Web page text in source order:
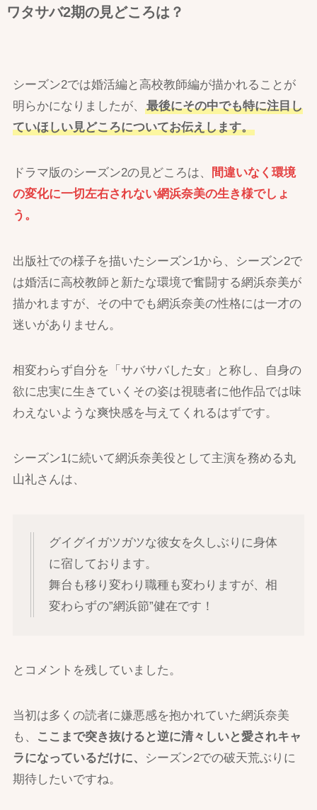
ワタサバ2期の見どころは？
シーズン2では婚活編と高校教師編が描かれることが
明らかになりましたが、
最後にその中でも特に注目し
ていほしい見どころについてお伝えします。
ドラマ版のシーズン2の見どころは、
間違いなく環境
の変化に一切左右されない網浜奈美の生き様でしょ
う。
出版社での様子を描いたシーズン1から、シーズン2で
は婚活に高校教師と新たな環境で奮闘する網浜奈美が
描かれますが、その中でも網浜奈美の性格には一才の
迷いがありません。
相変わらず自分を「サバサバした女」と称し、自身の
欲に忠実に生きていくその姿は視聴者に他作品では味
わえないような爽快感を与えてくれるはずです。
シーズン1に続いて網浜奈美役として主演を務める丸
山礼さんは、
グイグイガツガツな彼女を久しぶりに身体
に宿しております。
舞台も移り変わり職種も変わりますが、相
変わらずの”網浜節”健在です！
とコメントを残していました。
当初は多くの読者に嫌悪感を抱かれていた網浜奈美
も、
ここまで突き抜けると逆に清々しいと愛されキャ
ラになっているだけに、
シーズン2での破天荒ぶりに
期待したいですね。